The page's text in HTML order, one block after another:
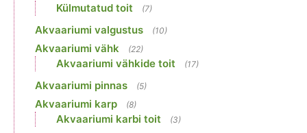
Külmutatud toit (7)
Akvaariumi valgustus (10)
Akvaariumi vähk (22)
Akvaariumi vähkide toit (17)
Akvaariumi pinnas (5)
Akvaariumi karp (8)
Akvaariumi karbi toit (3)